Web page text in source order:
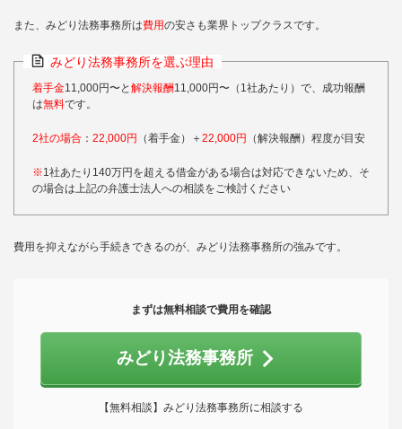
また、みどり法務事務所は費用の安さも業界トップクラスです。
みどり法務事務所を選ぶ理由
着手金11,000円〜と 解決報酬11,000円〜（1社あたり）で、成功報酬
は無料です。
2社の場合 ： 22,000円 （着手金）＋ 22,000円 （解決報酬）程度が目安
※1社あたり140万円を超える借金がある場合は対応できないため、そ
の場合は上記の弁護士法人への相談をご検討ください
費用を抑えながら手続きできるのが、みどり法務事務所の強みです。
まずは無料相談で費用を確認
みどり法務事務所
【無料相談】みどり法務事務所に相談する